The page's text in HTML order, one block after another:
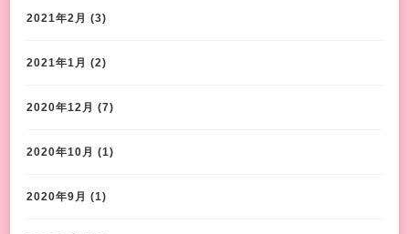
2021年2月 (3)
2021年1月 (2)
2020年12月 (7)
2020年10月 (1)
2020年9月 (1)